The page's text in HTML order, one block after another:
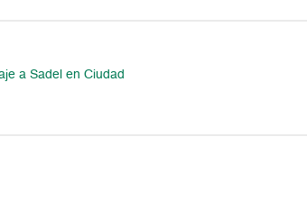
a Sadel en Ciudad